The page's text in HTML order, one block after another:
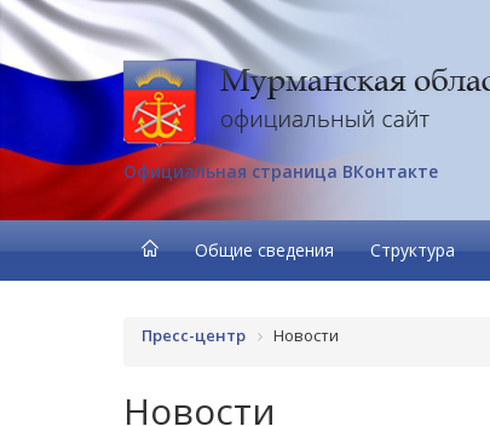
Официальная страница ВКонтакте
Общие сведения Структура
Пресс-центр Новости
Новости